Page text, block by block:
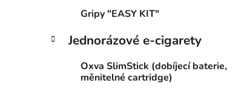
Gripy "EASY KIT"
Jednorázové e-cigarety
Oxva SlimStick (dobíjecí baterie,
měnitelné cartridge)